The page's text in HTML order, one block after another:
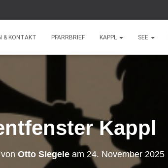
& KONTAKT PFARRBRIEF KAPPL SEE
Kappl
Otto Siegeleam 24. November 2025